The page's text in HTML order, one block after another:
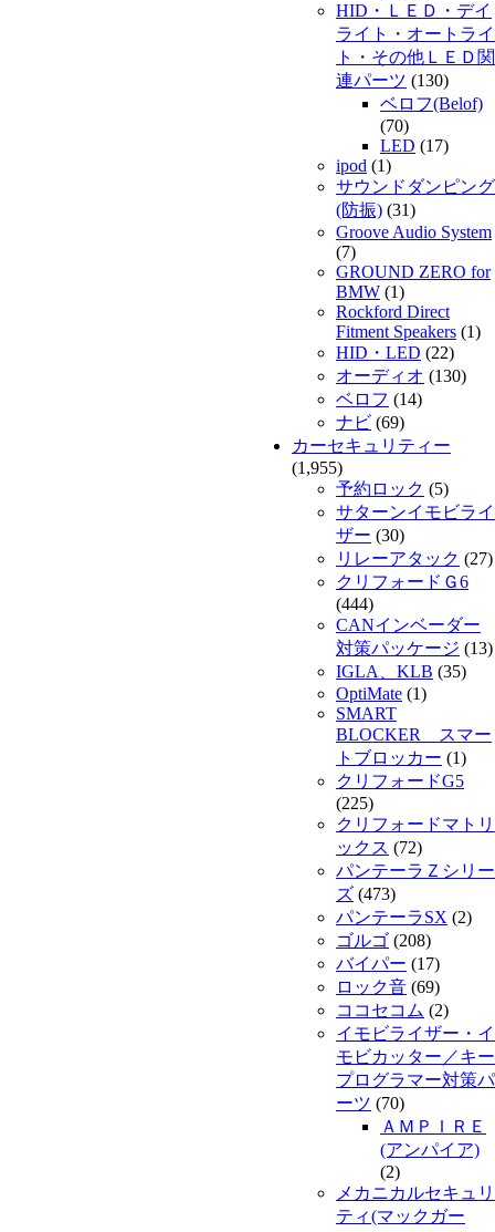
HID・ＬＥＤ・デイ
ライト・オートライ
ト・その他ＬＥＤ関
連パーツ (130)
ベロフ(Belof)
(70)
LED (17)
ipod (1)
サウンドダンピング
(防振) (31)
Groove Audio System
(7)
GROUND ZERO for
BMW (1)
Rockford Direct
Fitment Speakers (1)
HID・LED (22)
オーディオ (130)
ベロフ (14)
ナビ (69)
カーセキュリティー
(1,955)
予約ロック (5)
サターンイモビライ
ザー (30)
リレーアタック (27)
クリフォードＧ6
(444)
CANインベーダー
対策パッケージ (13)
IGLA、KLB (35)
OptiMate (1)
SMART
BLOCKER スマー
トブロッカー (1)
クリフォードG5
(225)
クリフォードマトリ
ックス (72)
パンテーラＺシリー
ズ (473)
パンテーラSX (2)
ゴルゴ (208)
バイパー (17)
ロック音 (69)
ココセコム (2)
イモビライザー・イ
モビカッター／キー
プログラマー対策パ
ーツ (70)
ＡＭＰＩＲＥ
(アンパイア)
(2)
メカニカルセキュリ
ティ(マックガー